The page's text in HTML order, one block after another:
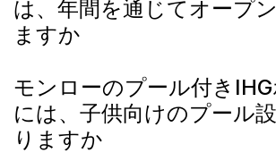
は、年間を通じてオープ
ますか
モンローのプール付き
には、子供向けのプール
りますか